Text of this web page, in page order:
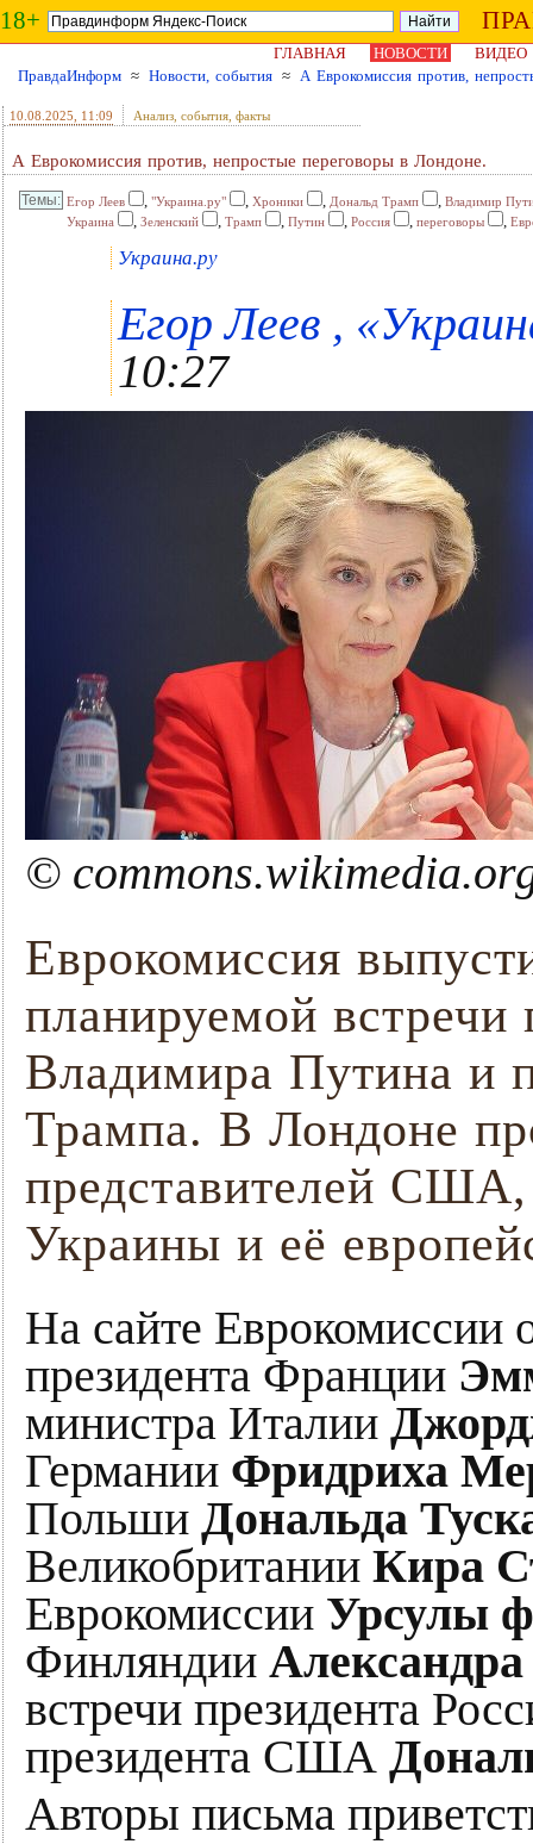
18+
ГЛАВНАЯ НОВОСТИ
ВИДЕО
ПравдаИнформ ≈ Новости, события ≈ А Еврокомиссия против,
10.08.2025 , 11:09 Анализ, события, факты
А Еврокомиссия против, непростые переговоры в Лондоне.
Егор Леев , "Украина.ру" , Хроники , Дональд Трамп , Владимир
Украина
, Зеленский , Трамп , Путин , Россия , переговоры ,
Украина.ру
Егор Леев ,
10:27
©
Еврокомиссия
планируемой встречи
Владимира Путина и
Трампа. В Лондоне
представителей
Украины и её
На сайте Еврокомиссии
президента Франции
министра Италии
Германии Фридриха
Польши Дональда
Великобритании Кира
Еврокомиссии Урсулы
Финляндии
встречи президента
президента США
Авторы письма